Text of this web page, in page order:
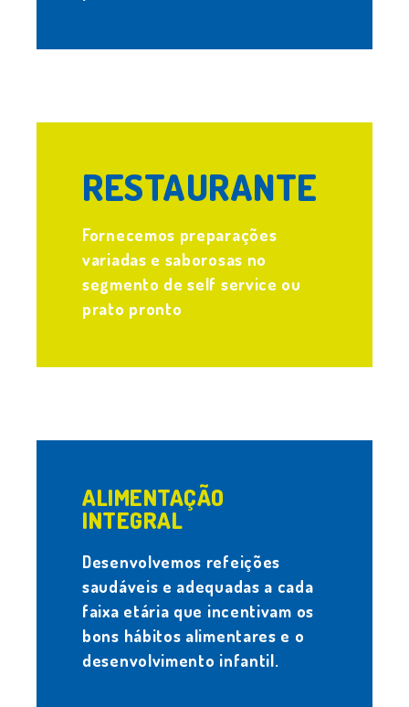
RESTAURANTE
Fornecemos preparações
variadas e saborosas no
segmento de self service ou
prato pronto
ALIMENTAÇÃO
INTEGRAL
Desenvolvemos refeições
saudáveis e adequadas a cada
faixa etária que incentivam os
bons hábitos alimentares e o
desenvolvimento infantil.